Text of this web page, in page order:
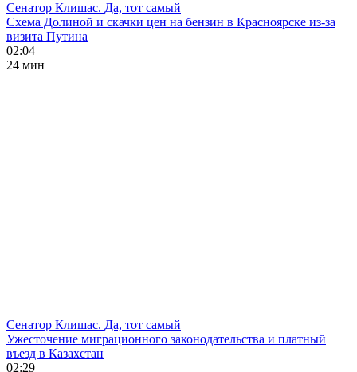
Сенатор Клишас. Да, тот самый
Схема Долиной и скачки цен на бензин в Красноярске из-за
визита Путина
02:04
24 мин
Сенатор Клишас. Да, тот самый
Ужесточение миграционного законодательства и платный
въезд в Казахстан
02:29